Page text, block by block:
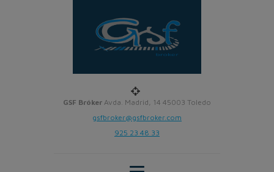
GSF Bróker Avda. Madrid, 14 45003 Toledo
gsfbroker@gsfbroker.com
925 23 48 33